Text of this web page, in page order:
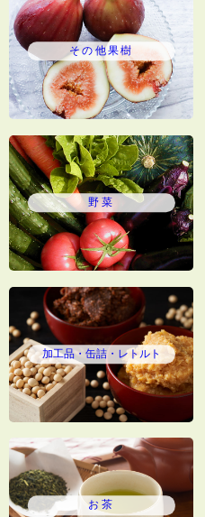
その他果樹
野菜
加工品・缶詰・レトルト
お茶